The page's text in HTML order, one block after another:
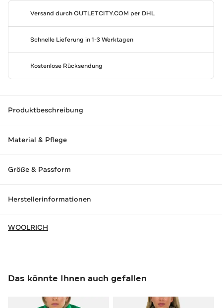
Versand durchOUTLETCITY.COM per DHL
Schnelle Lieferung in 1-3 Werktagen
Kostenlose Rücksendung
Produktbeschreibung
Material & Pflege
Größe & Passform
Herstellerinformationen
WOOLRICH
Das könnte Ihnen auch gefallen